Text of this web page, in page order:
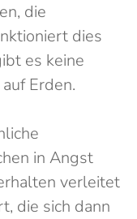
die
dies
es keine
Erden.
in Angst
verleitet
die sich dann